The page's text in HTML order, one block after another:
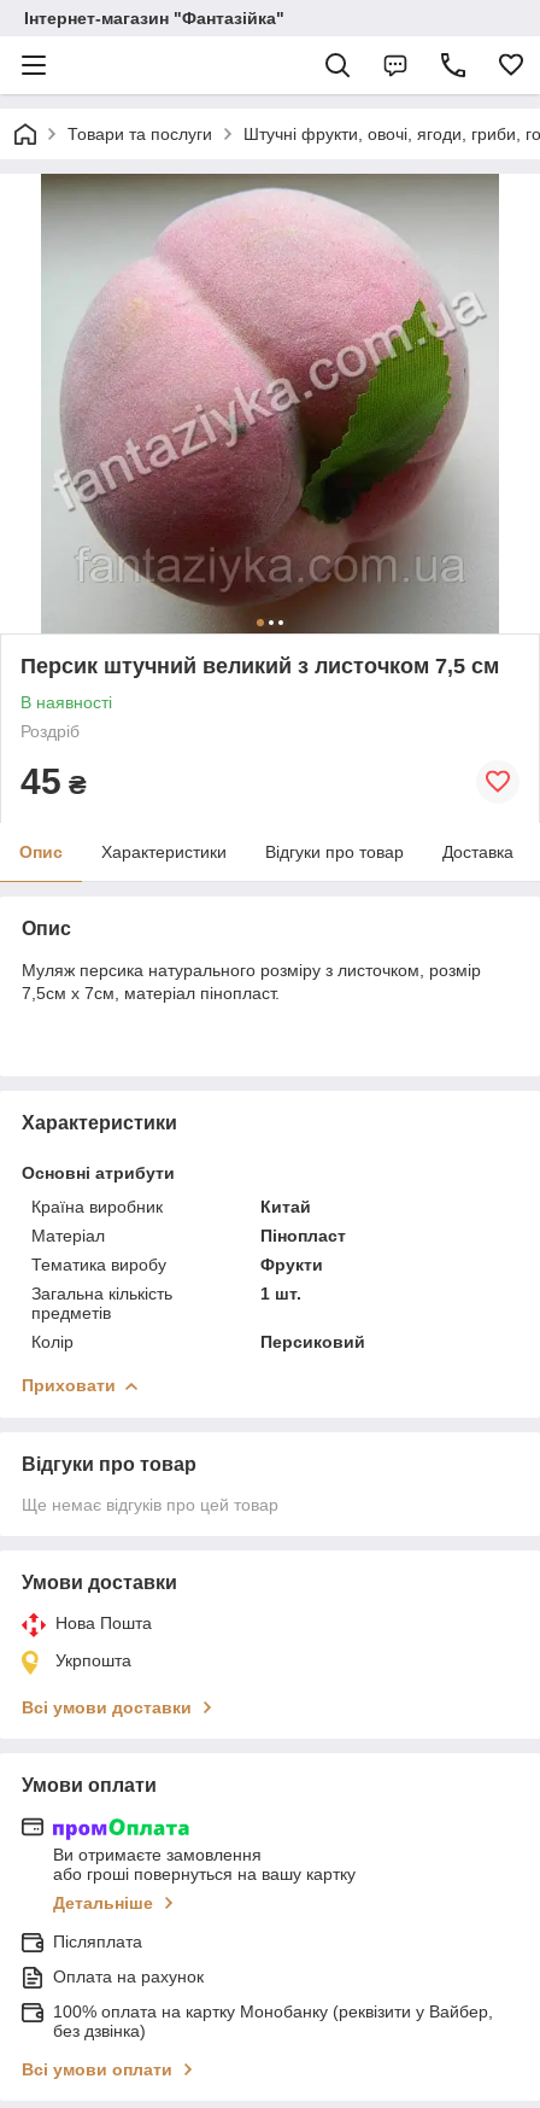
Інтернет-магазин "Фантазійка"
Товари та послуги Штучні фрукти, овочі, ягоди, гриби,
Персик штучний великий з листочком 7,5 см
В наявності
Роздріб
45 ₴
Опис Характеристики Відгуки про товар Доставка
Опис
Муляж персика натурального розміру з листочком, розмір
7,5см х 7см, матеріал пінопласт.
Характеристики
Основні атрибути
Країна виробник
Китай
Матеріал
Пінопласт
Тематика виробу
Фрукти
Загальна кількість
предметів
1 шт.
Колір Персиковий
Приховати
Відгуки про товар
Ще немає відгуків про цей товар
Умови доставки
Нова Пошта
Укрпошта
Всі умови доставки
Умови оплати
Ви отримаєте замовлення
або гроші повернуться на вашу картку
Детальніше
Післяплата
Оплата на рахунок
100% оплата на картку Монобанку (реквізити у Вайбер,
без дзвінка)
Всі умови оплати